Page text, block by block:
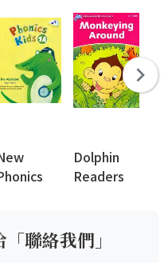
Dolphin
Readers
聯絡我們」